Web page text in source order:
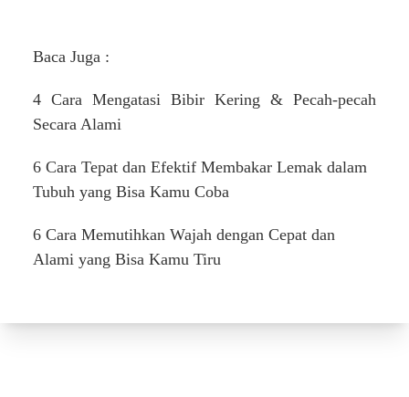
Baca Juga :
4 Cara Mengatasi Bibir Kering & Pecah-pecah
Secara Alami
6 Cara Tepat dan Efektif Membakar Lemak dalam
Tubuh yang Bisa Kamu Coba
6 Cara Memutihkan Wajah dengan Cepat dan
Alami yang Bisa Kamu Tiru